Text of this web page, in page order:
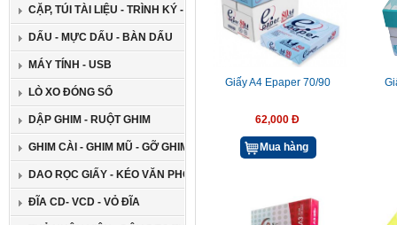
CẶP, TÚI TÀI LIỆU - TRÌNH KÝ - GIÁ ĐỠ ĐA NĂNG
DẤU - MỰC DẤU - BÀN DẤU
MÁY TÍNH - USB
LÒ XO ĐÓNG SỔ
DẬP GHIM - RUỘT GHIM
GHIM CÀI - GHIM MŨ - GỠ GHIM
DAO RỌC GIẤY - KÉO VĂN PHÒNG
ĐĨA CD- VCD - VỎ ĐĨA
Giấy A4 Epaper 70/90
62,000 Đ
Mua hàng